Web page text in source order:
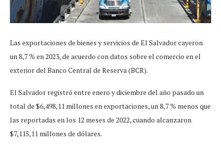
Las exportaciones de bienes y servicios de El Salvador cayeron
un 8,7 % en 2023, de acuerdo con datos sobre el comercio en el
exterior del Banco Central de Reserva (BCR).
El Salvador registró entre enero y diciembre del año pasado un
total de $6,498,11 millones en exportaciones, un 8,7 % menos que
las reportadas en los 12 meses de 2022, cuando alcanzaron
$7,115,11 millones de dólares.